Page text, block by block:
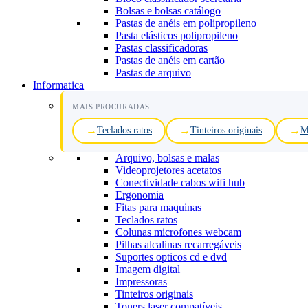
Bolsas e bolsas catálogo
Pastas de anéis em polipropileno
Pasta elásticos polipropileno
Pastas classificadoras
Pastas de anéis em cartão
Pastas de arquivo
Informatica
MAIS PROCURADAS
Teclados ratos Tinteiros originais
Arquivo, bolsas e malas
Videoprojetores acetatos
Conectividade cabos wifi hub
Ergonomia
Fitas para maquinas
Teclados ratos
Colunas microfones webcam
Pilhas alcalinas recarregáveis
Suportes opticos cd e dvd
Imagem digital
Impressoras
Tinteiros originais